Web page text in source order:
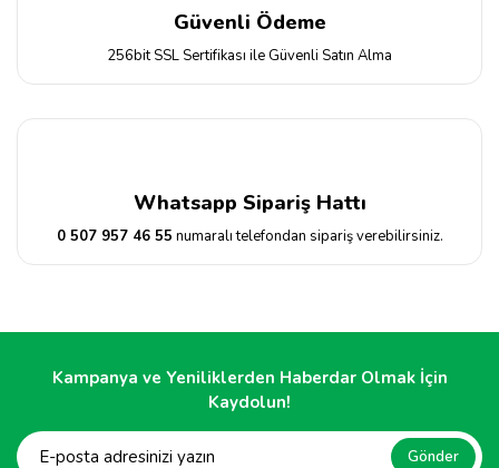
Güvenli Ödeme
256bit SSL Sertifikası ile Güvenli Satın Alma
Whatsapp Sipariş Hattı
0 507 957 46 55 numaralı telefondan sipariş verebilirsiniz.
Kampanya ve Yeniliklerden Haberdar Olmak İçin
Kaydolun!
Gönder